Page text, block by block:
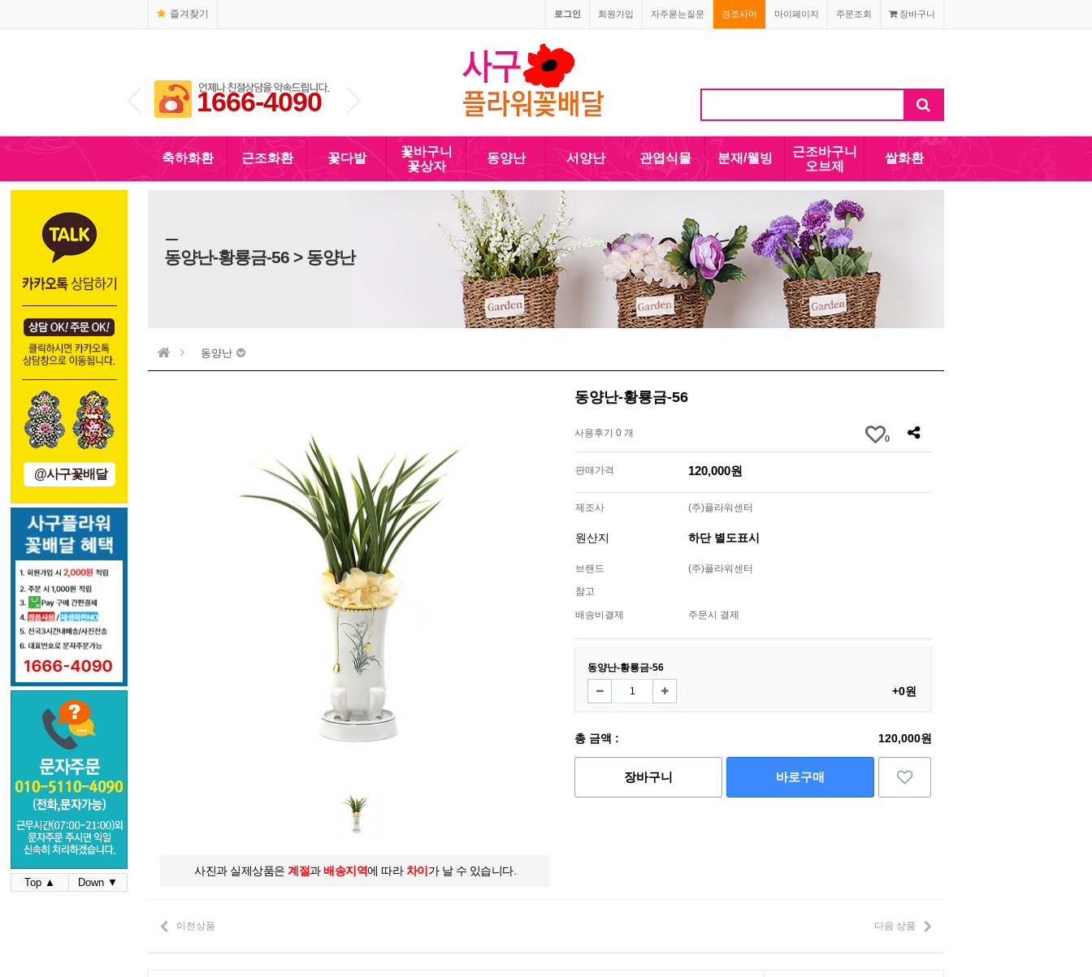
즐겨찾기 장바구니
주문조회
마이페이지
경조사어
자주묻는질문
회원가입
로그인
1666-4090 010-5110-4090
축하화환 근조화환 꽃다발
꽃바구니
꽃상자
동양난 서양난 관엽식물 분재/웰빙
근조바구니
오브제
쌀화환
@사구꽃배달
Top ▲ Down ▼
동양난-황룡금-56 > 동양난
동양난
사진과 실제상품은 계절과배송지역에 따라 차이 가 날 수 있습니다.
동양난-황룡금-56
사용후기 0 개 0
판매가격 120,000원
제조사 (주)플라워센터
원산지 하단 별도표시
브랜드
(주)플라워센터
참고
배송비결제 주문시 결제
동양난-황룡금-56
+0원
총 금액 : 120,000원
장바구니 바로구매
이전상품 다음 상품